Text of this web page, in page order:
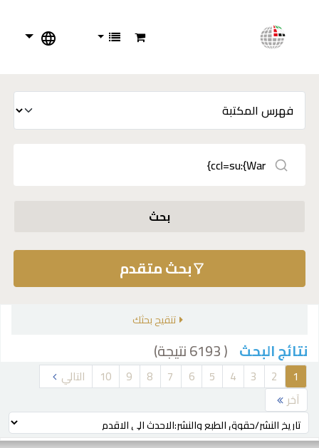
بحث
بحث متقدم
تنقيح بحثك
نتائج البحث ( 6193 نتيجة)
1
2
3
4
5
6
7
8
9
10
التالي
آخر
ترتيب بواسطة: